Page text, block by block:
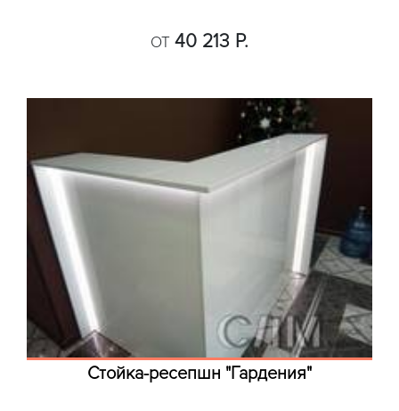
ОТ 40 213 Р.
Стойка-ресепшн "Гардения"